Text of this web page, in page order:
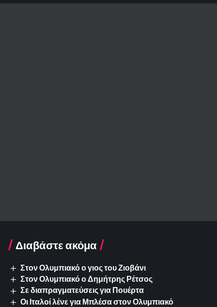
Διαβάστε ακόμα
Στον Ολυμπιακό ο γιος του Ζιοβάνι
Στον Ολυμπιακό ο Δημήτρης Ρέτσος
Σε διαπραγματεύσεις για Πουέρτα
Οι Ιταλοί λένε για Μπλέσα στον Ολυμπιακό